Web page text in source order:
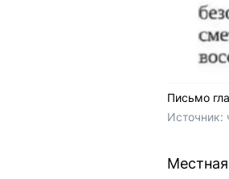
Письмо
Источник: